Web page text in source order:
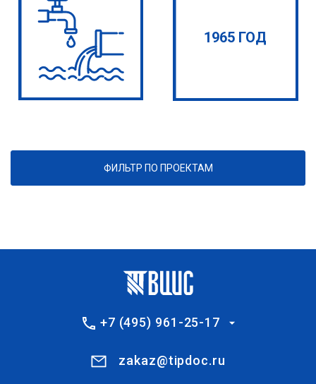
1965 ГОД
ФИЛЬТР ПО ПРОЕКТАМ
+7 (495) 961-25-17
zakaz@tipdoc.ru